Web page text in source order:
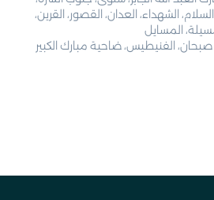
الشهداء، العدان، القصور، القرين،
المسايل
صبحان، الفنيطيس، ضاحية مبارك الكبير